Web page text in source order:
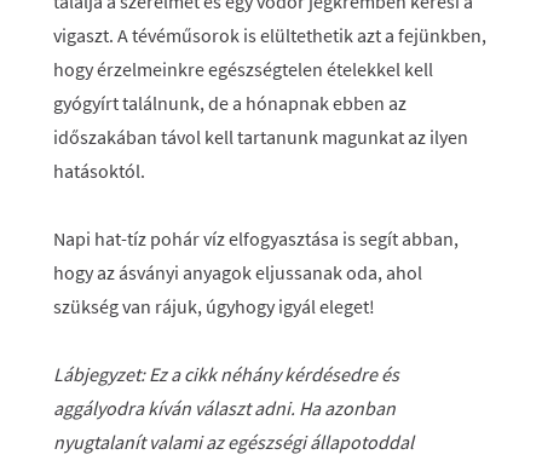
vigaszt. A tévéműsorok is elültethetik azt a fejünkben,
hogy érzelmeinkre egészségtelen ételekkel kell
gyógyírt találnunk, de a hónapnak ebben az
időszakában távol kell tartanunk magunkat az ilyen
hatásoktól.
Napi hat-tíz pohár víz elfogyasztása is segít abban,
hogy az ásványi anyagok eljussanak oda, ahol
szükség van rájuk, úgyhogy igyál eleget!
Lábjegyzet:Ez a cikk néhány kérdésedre és
aggályodra kíván választ adni. Ha azonban
nyugtalanít valami az egészségi állapotoddal